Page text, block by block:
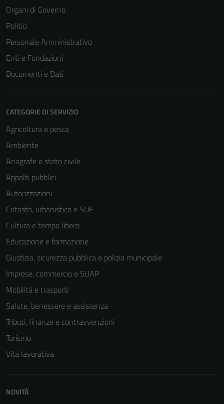
Organi di Governo
Politici
Personale Amministrativo
Enti e Fondazioni
Documenti e Dati
CATEGORIE DI SERVIZIO
Agricoltura e pesca
Ambiente
Anagrafe e stato civile
Appalti pubblici
Autorizzazioni
Catasto, urbanistica e SUE
Cultura e tempo libero
Educazione e formazione
Giustizia, sicurezza pubblica e polizia municipale
Imprese, commercio e SUAP
Mobilità e trasporti
Salute, benessere e assistenza
Tributi, finanze e contravvenzioni
Turismo
Vita lavorativa
NOVITÀ